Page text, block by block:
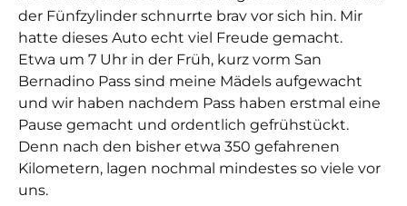
der Fünfzylinder schnurrte brav vor sich hin. Mir
hatte dieses Auto echt viel Freude gemacht.
Etwa um 7 Uhr in der Früh, kurz vorm San
Bernadino Pass sind meine Mädels aufgewacht
und wir haben nachdem Pass haben erstmal eine
Pause gemacht und ordentlich gefrühstückt.
Denn nach den bisher etwa 350 gefahrenen
Kilometern, lagen nochmal mindestes so viele vor
uns.